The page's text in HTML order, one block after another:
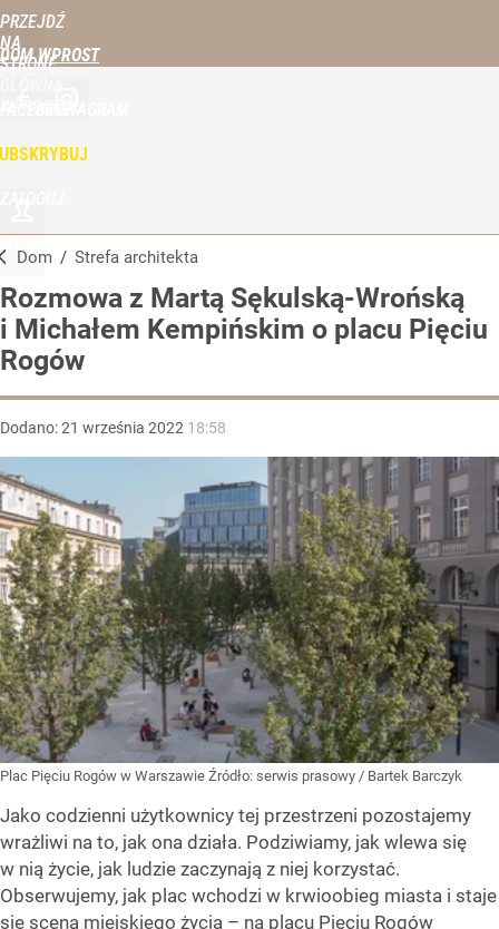
PRZEJDŹ
NA
STRONĘ
DOM WPROST
Dom / Strefa architekta
Rozmowa z Martą Sękulską-Wrońską
i Michałem Kempińskim o placu Pięciu
Rogów
Dodano:21 września 2022 18:58
Plac Pięciu Rogów w Warszawie Źródło: serwis prasowy / Bartek Barczyk
Jako codzienni użytkownicy tej przestrzeni pozostajemy
wrażliwi na to, jak ona działa. Podziwiamy, jak wlewa się
w nią życie, jak ludzie zaczynają z niej korzystać.
Obserwujemy, jak plac wchodzi w krwioobieg miasta i staje
się sceną miejskiego życia – na placu Pięciu Rogów